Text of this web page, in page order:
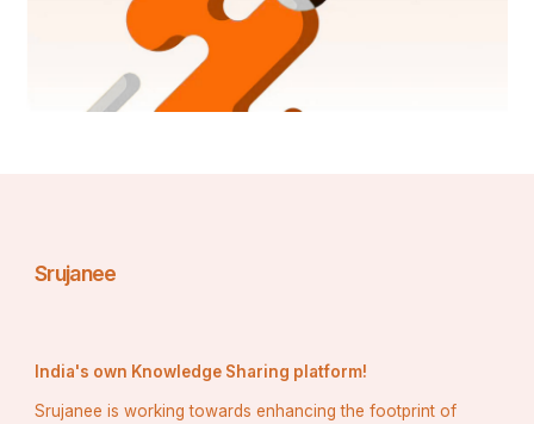
Srujanee
India's own Knowledge Sharing platform!
Srujanee is working towards enhancing the footprint of